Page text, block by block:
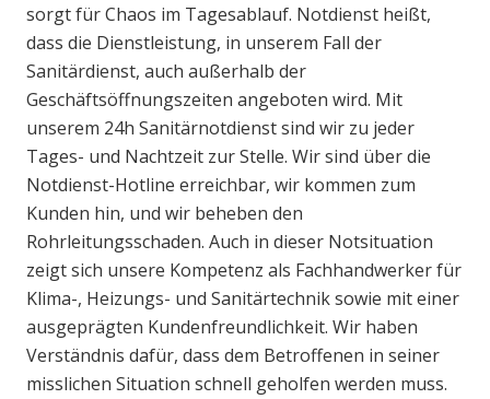
sorgt für Chaos im Tagesablauf. Notdienst heißt,
dass die Dienstleistung, in unserem Fall der
Sanitärdienst, auch außerhalb der
Geschäftsöffnungszeiten angeboten wird. Mit
unserem 24h Sanitärnotdienst sind wir zu jeder
Tages- und Nachtzeit zur Stelle. Wir sind über die
Notdienst-Hotline erreichbar, wir kommen zum
Kunden hin, und wir beheben den
Rohrleitungsschaden. Auch in dieser Notsituation
zeigt sich unsere Kompetenz als Fachhandwerker für
Klima-, Heizungs- und Sanitärtechnik sowie mit einer
ausgeprägten Kundenfreundlichkeit. Wir haben
Verständnis dafür, dass dem Betroffenen in seiner
misslichen Situation schnell geholfen werden muss.